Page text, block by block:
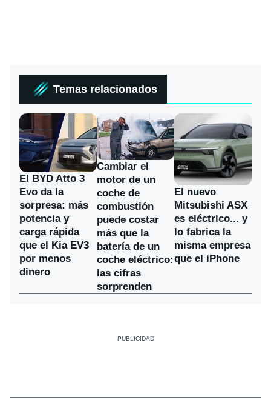
Temas relacionados
El BYD Atto 3
Evo da la
sorpresa: más
potencia y
carga rápida
que el Kia EV3
por menos
dinero
Cambiar el
motor de un
coche de
combustión
puede costar
más que la
batería de un
coche eléctrico:
las cifras
sorprenden
El nuevo
Mitsubishi ASX
es eléctrico... y
lo fabrica la
misma empresa
que el iPhone